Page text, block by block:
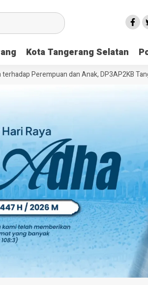
Kota Tangerang Selatan
Perempuan dan Anak, DP3AP2KB